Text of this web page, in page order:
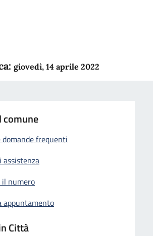
giovedì, 14 aprile 2022
comune
domande frequenti
assistenza
il numero
appuntamento
Città